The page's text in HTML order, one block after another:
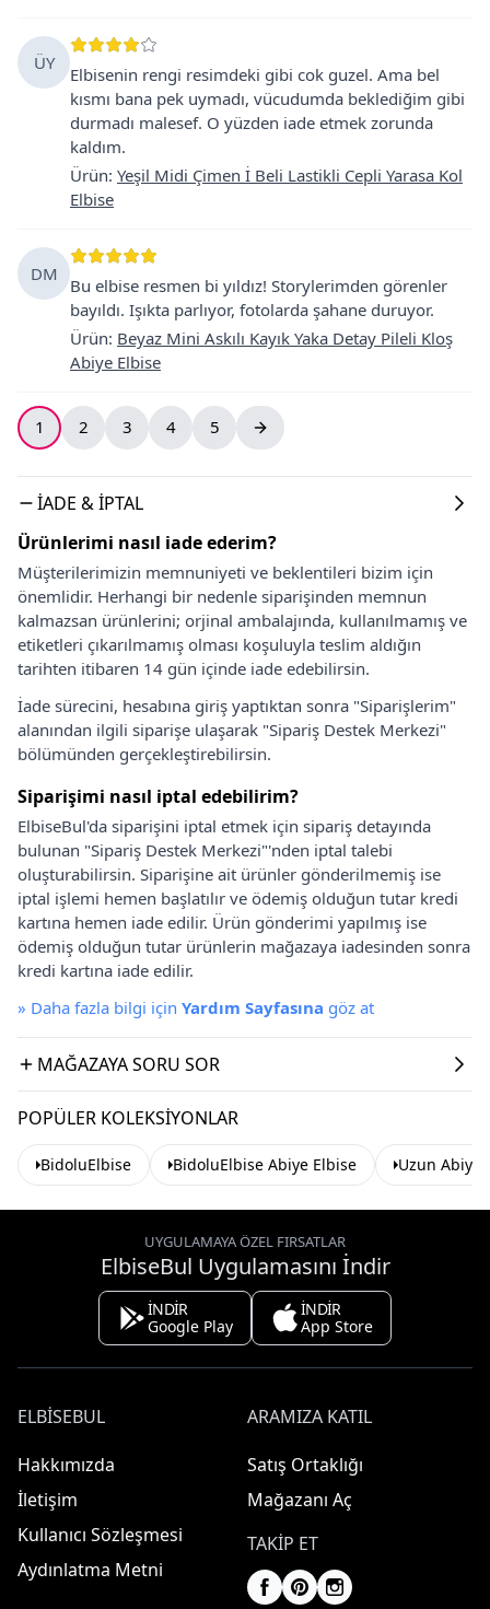
ÜY
Elbisenin rengi resimdeki gibi cok guzel. Ama bel
kısmı bana pek uymadı, vücudumda beklediğim gibi
durmadı malesef. O yüzden iade etmek zorunda
kaldım.
Ürün: Yeşil Midi Çimen İ Beli Lastikli Cepli Yarasa Kol
Elbise
DM
Bu elbise resmen bi yıldız! Storylerimden görenler
bayıldı. Işıkta parlıyor, fotolarda şahane duruyor.
Ürün: Beyaz Mini Askılı Kayık Yaka Detay Pileli Kloş
Abiye Elbise
1 2 3 4 5
İADE & İPTAL
Ürünlerimi nasıl iade ederim?
Müşterilerimizin memnuniyeti ve beklentileri bizim için
önemlidir. Herhangi bir nedenle siparişinden memnun
kalmazsan ürünlerini; orjinal ambalajında, kullanılmamış ve
etiketleri çıkarılmamış olması koşuluyla teslim aldığın
tarihten itibaren 14 gün içinde iade edebilirsin.
İade sürecini, hesabına giriş yaptıktan sonra "Siparişlerim"
alanından ilgili siparişe ulaşarak "Sipariş Destek Merkezi"
bölümünden gerçekleştirebilirsin.
Siparişimi nasıl iptal edebilirim?
ElbiseBul'da siparişini iptal etmek için sipariş detayında
bulunan "Sipariş Destek Merkezi"'nden iptal talebi
oluşturabilirsin. Siparişine ait ürünler gönderilmemiş ise
iptal işlemi hemen başlatılır ve ödemiş olduğun tutar kredi
kartına hemen iade edilir. Ürün gönderimi yapılmış ise
ödemiş olduğun tutar ürünlerin mağazaya iadesinden sonra
kredi kartına iade edilir.
» Daha fazla bilgi için Yardım Sayfasına göz at
MAĞAZAYA SORU SOR
POPÜLER KOLEKSIYONLAR
BidoluElbise BidoluElbise Abiye Elbise Uzun Abiye
UYGULAMAYA ÖZEL FIRSATLAR
ElbiseBul Uygulamasını İndir
İNDİR
Google Play
İNDİR
App Store
ELBISEBUL
Hakkımızda
İletişim
Kullanıcı Sözleşmesi
Aydınlatma Metni
ARAMIZA KATIL
Satış Ortaklığı
Mağazanı Aç
TAKIP ET